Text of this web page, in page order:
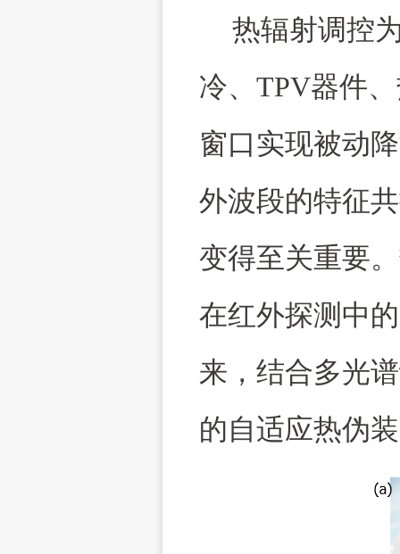
热辐射调控
冷、 TPV器件
窗口实现被动
外波段的特征
变得至关重要
在红外探测中
来，结合多光
的自适应热伪